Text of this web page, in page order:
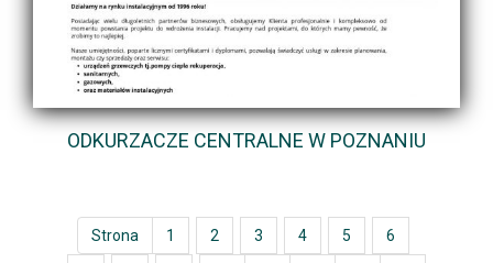
ODKURZACZE CENTRALNE W POZNANIU
Strona 1 2 3 4 5 6